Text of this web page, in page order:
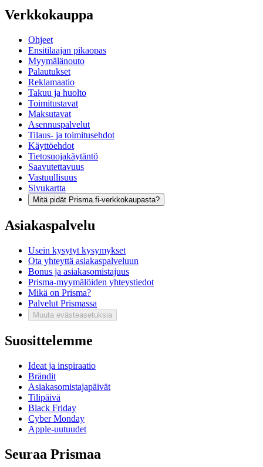
Verkkokauppa
Ohjeet
Ensitilaajan pikaopas
Myymälänouto
Palautukset
Reklamaatio
Takuu ja huolto
Toimitustavat
Maksutavat
Asennuspalvelut
Tilaus- ja toimitusehdot
Käyttöehdot
Tietosuojakäytäntö
Saavutettavuus
Vastuullisuus
Sivukartta
Mitä pidät Prisma.fi-verkkokaupasta?
Asiakaspalvelu
Usein kysytyt kysymykset
Ota yhteyttä asiakaspalveluun
Bonus ja asiakasomistajuus
Prisma-myymälöiden yhteystiedot
Mikä on Prisma?
Palvelut Prismassa
Muuta evästeasetuksia
Suosittelemme
Ideat ja inspiraatio
Brändit
Asiakasomistajapäivät
Tilipäivä
Black Friday
Cyber Monday
Apple-uutuudet
Seuraa Prismaa